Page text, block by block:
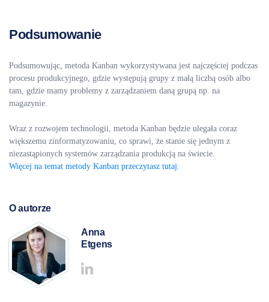
Podsumowanie
Podsumowując, metoda Kanban wykorzystywana jest najczęściej podczas
procesu produkcyjnego, gdzie występują grupy z małą liczbą osób albo
tam, gdzie mamy problemy z zarządzaniem daną grupą np. na
magazynie.
Wraz z rozwojem technologii, metoda Kanban będzie ulegała coraz
większemu zinformatyzowaniu, co sprawi, że stanie się jednym z
niezastąpionych systemów zarządzania produkcją na świecie.
Więcej na temat metody Kanban przeczytasz tutaj.
O autorze
Anna
Etgens